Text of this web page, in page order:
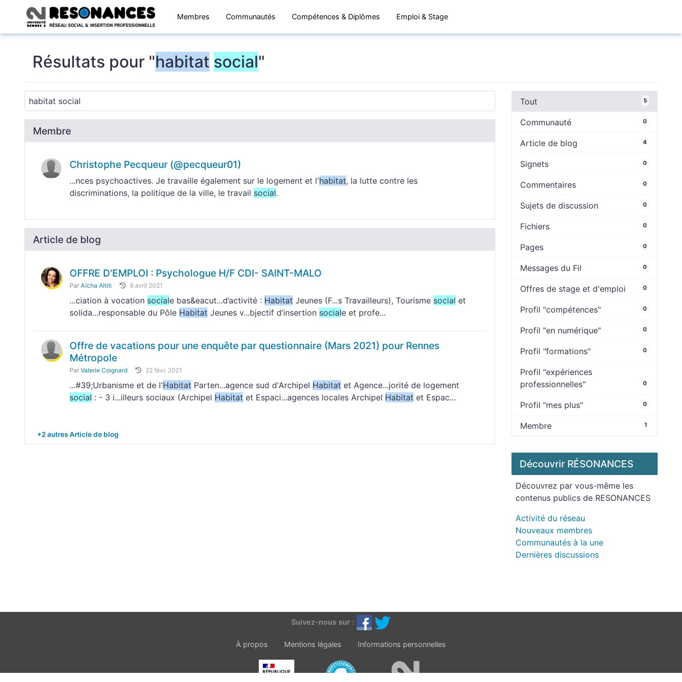
Membres Communautés Compétences & Diplômes Emploi & Stage
Résultats pour "habitat social"
Membre
Christophe Pecqueur (@pecqueur01)
...nces psychoactives. Je travaille également sur le logement et l'habitat, la lutte contre les
discriminations, la politique de la ville, le travail social.
Article de blog
OFFRE D'EMPLOI : Psychologue H/F CDI- SAINT-MALO
Par Aïcha Altiti 9 avril 2021
...ciation à vocation sociale bas&eacut...d’activité : Habitat Jeunes (F...s Travailleurs), Tourisme social et
solida...responsable du Pôle Habitat Jeunes v...bjectif d’insertion sociale et profe...
Offre de vacations pour une enquête par questionnaire (Mars 2021) pour Rennes
Métropole
Par Valerie Coignard 22 févr. 2021
...#39;Urbanisme et de l'Habitat Parten...agence sud d'Archipel Habitat et Agence...jorité de logement
social : - 3 i...illeurs sociaux (Archipel Habitat et Espaci...agences locales Archipel Habitat et Espac...
+2 autres Article de blog
Tout 5
Communauté 0
Article de blog 4
Signets 0
Commentaires 0
Sujets de discussion 0
Fichiers 0
Pages 0
Messages du Fil 0
Offres de stage et d'emploi 0
Profil "compétences" 0
Profil "en numérique" 0
Profil "formations" 0
Profil "expériences
professionnelles"
0
Profil "mes plus" 0
Membre 1
Découvrir RÉSONANCES
Découvrez par vous-même les
contenus publics de RESONANCES
Activité du réseau
Nouveaux membres
Communautés à la une
Dernières discussions
Suivez-nous sur :
À propos Mentions légales Informations personnelles